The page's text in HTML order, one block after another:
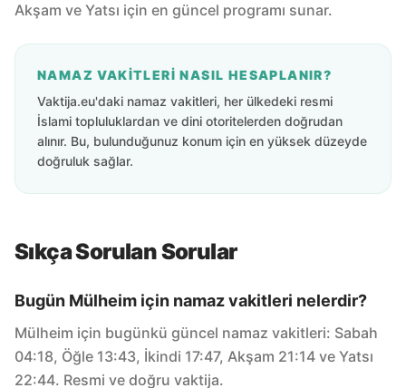
Akşam ve Yatsı için en güncel programı sunar.
NAMAZ VAKITLERI NASIL HESAPLANIR?
Vaktija.eu'daki namaz vakitleri, her ülkedeki resmi
İslami topluluklardan ve dini otoritelerden doğrudan
alınır. Bu, bulunduğunuz konum için en yüksek düzeyde
doğruluk sağlar.
Sıkça Sorulan Sorular
Bugün Mülheim için namaz vakitleri nelerdir?
Mülheim için bugünkü güncel namaz vakitleri: Sabah
04:18, Öğle 13:43, İkindi 17:47, Akşam 21:14 ve Yatsı
22:44. Resmi ve doğru vaktija.